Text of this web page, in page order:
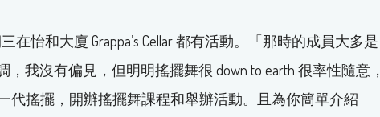
在怡和大廈 Grappa’s Cellar 都有活動。「那時的成員大多是
我沒有偏見，但明明搖擺舞很 down to earth 很率性隨意，
代搖擺，開辦搖擺舞課程和舉辦活動。且為你簡單介紹